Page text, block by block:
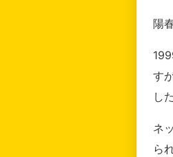
陽
す
し
ネ
ら